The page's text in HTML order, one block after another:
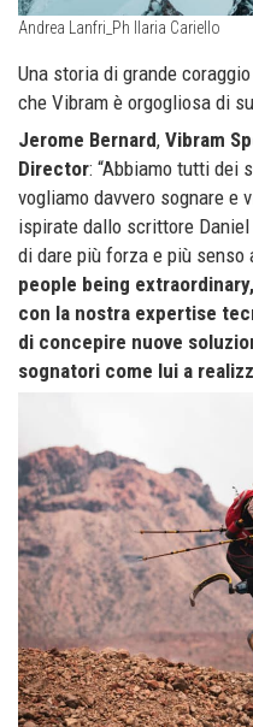
Andrea Lanfri_Ph Ilaria Cariello
Una storia di grande
che Vibram è orgogliosa di
Jerome Bernard, Vibram
Director: “Abbiamo tutti dei
vogliamo davvero sognare e
ispirate dallo scrittore Daniel
di dare più forza e più
people being
con la nostra expertise
di concepire nuove
sognatori come lui a